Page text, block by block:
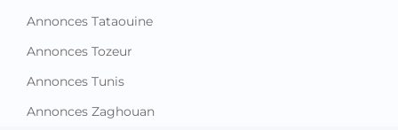
Annonces Tataouine
Annonces Tozeur
Annonces Tunis
Annonces Zaghouan